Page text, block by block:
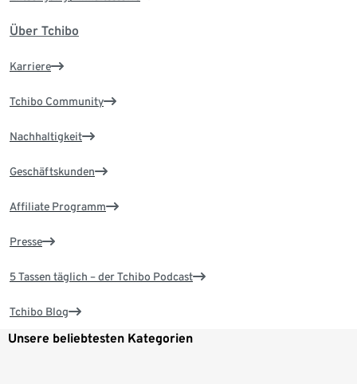
Über Tchibo
Karriere
Tchibo Community
Nachhaltigkeit
Geschäftskunden
Affiliate Programm
Presse
5 Tassen täglich – der Tchibo Podcast
Tchibo Blog
Unsere beliebtesten Kategorien